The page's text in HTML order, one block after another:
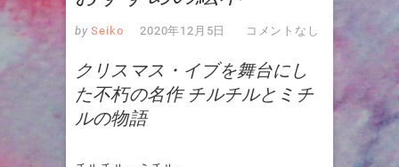
by Seiko 2020年12月5日 コメントなし
クリスマス・イブを舞台にし
た不朽の名作 チルチルとミチ
ルの物語